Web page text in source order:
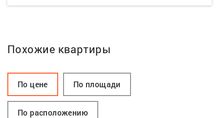
Похожие квартиры
По цене По площади
По расположению